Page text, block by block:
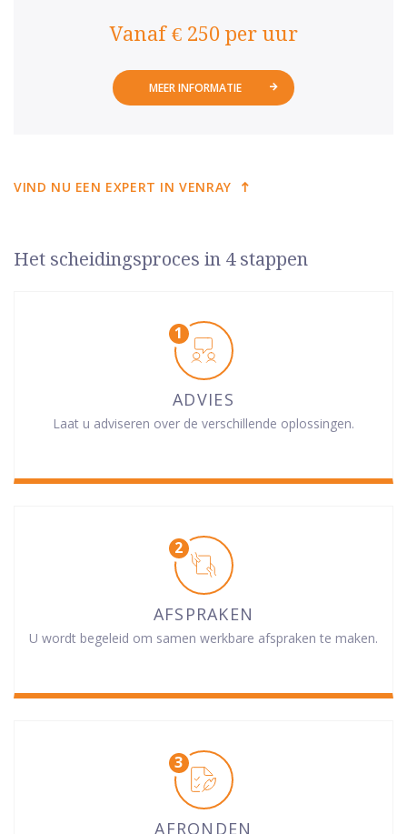
Vanaf € 250 per uur
MEER INFORMATIE
VIND NU EEN EXPERT IN VENRAY
Het scheidingsproces in 4 stappen
ADVIES
Laat u adviseren over de verschillende oplossingen.
AFSPRAKEN
U wordt begeleid om samen werkbare afspraken te maken.
AFRONDEN